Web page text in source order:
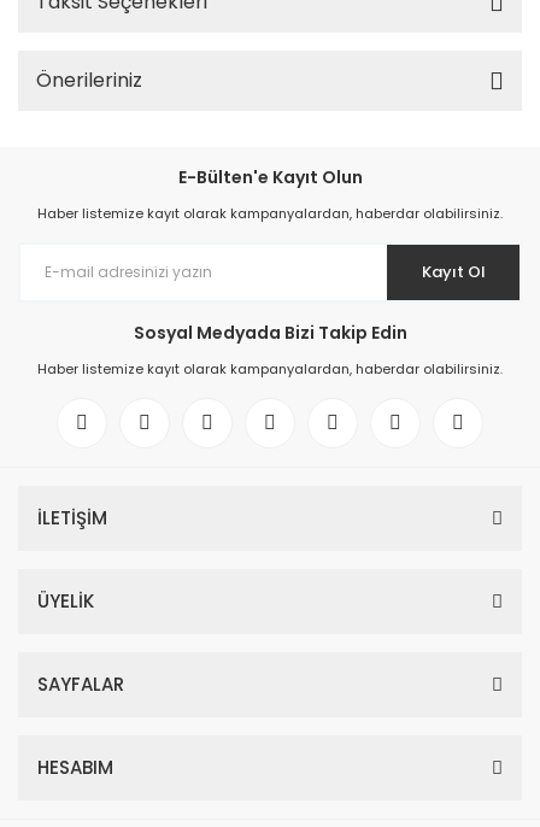
Önerileriniz
E-Bülten'e Kayıt Olun
Haber listemize kayıt olarak kampanyalardan, haberdar olabilirsiniz.
Kayıt Ol
Sosyal Medyada Bizi Takip Edin
Haber listemize kayıt olarak kampanyalardan, haberdar olabilirsiniz.
İLETİŞİM
ÜYELİK
SAYFALAR
HESABIM